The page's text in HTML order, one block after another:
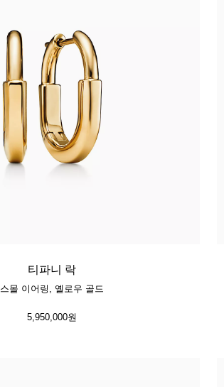
티파니 락
스몰 이어링, 옐로우 골드
5,950,000원